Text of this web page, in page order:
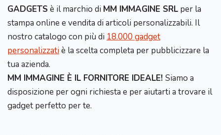
GADGETS è il marchio di MM IMMAGINE SRL per la
stampa online e vendita di articoli personalizzabili. Il
nostro catalogo con più di 18.000 gadget
personalizzatiè la scelta completa per pubblicizzare la
tua azienda.
MM IMMAGINE È IL FORNITORE IDEALE! Siamo a
disposizione per ogni richiesta e per aiutarti a trovare il
gadget perfetto per te.